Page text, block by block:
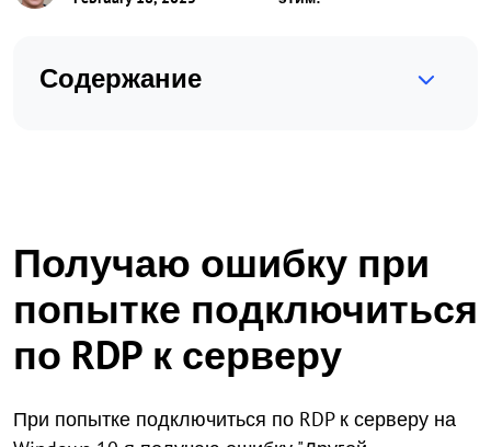
Содержание
Получаю ошибку при
попытке подключиться
по RDP к серверу
При попытке подключиться по RDP к серверу на